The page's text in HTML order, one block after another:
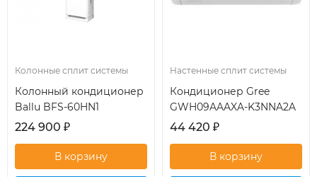
Колонные сплит системы
Колонный кондиционер
Ballu BFS-60HN1
224 900 ₽
Настенные сплит системы
Кондиционер Gree
GWH09AAAXA-K3NNA2A
44 420 ₽